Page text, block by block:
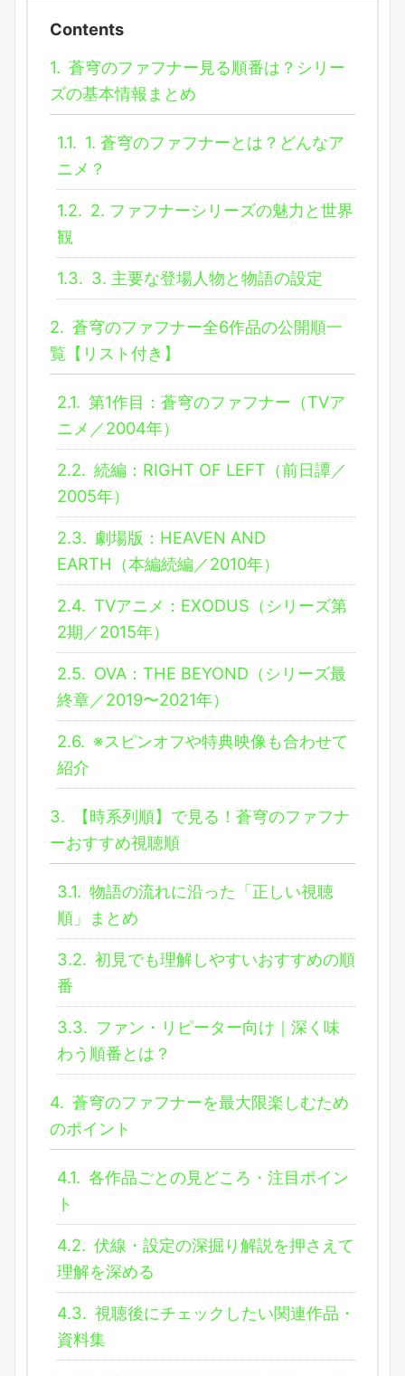
Contents
1. 蒼穹のファフナー見る順番は？シリー
ズの基本情報まとめ
1.1. 1. 蒼穹のファフナーとは？どんなア
ニメ？
1.2. 2. ファフナーシリーズの魅力と世界
観
1.3. 3. 主要な登場人物と物語の設定
2. 蒼穹のファフナー全6作品の公開順一
覧【リスト付き】
2.1. 第1作目：蒼穹のファフナー（TVア
ニメ／2004年）
2.2. 続編：RIGHT OF LEFT（前日譚／
2005年）
2.3. 劇場版：HEAVEN AND
EARTH（本編続編／2010年）
2.4. TVアニメ：EXODUS（シリーズ第
2期／2015年）
2.5. OVA：THE BEYOND（シリーズ最
終章／2019〜2021年）
2.6. ※スピンオフや特典映像も合わせて
紹介
3.
【時系列順】で見る！蒼穹のファフナ
ーおすすめ視聴順
3.1. 物語の流れに沿った「正しい視聴
順」まとめ
3.2. 初見でも理解しやすいおすすめの順
番
3.3. ファン・リピーター向け｜深く味
わう順番とは？
4. 蒼穹のファフナーを最大限楽しむため
のポイント
4.1. 各作品ごとの見どころ・注目ポイン
ト
4.2. 伏線・設定の深掘り解説を押さえて
理解を深める
4.3. 視聴後にチェックしたい関連作品・
資料集